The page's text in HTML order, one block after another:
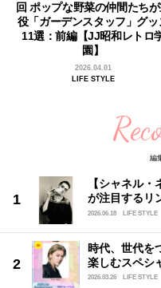
回 ポップな野菜の仲間たち
役「ガーデンスタッフ」グッ
11選：前編【JJ昭和レトロ
園】
2026.04.01
LIFE STYLE
編
【シャネル
が注目するリ
2026.06.18
LIFE STYLE
時代、世代を
楽しむスペシ
2026.03.26 LIFE STYLE